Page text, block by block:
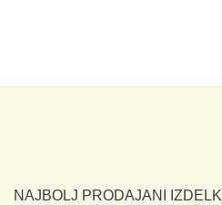
NAJBOLJ PRODAJANI IZDELKI